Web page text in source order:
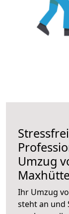
Umzug
Ihr Umzug
steht an und